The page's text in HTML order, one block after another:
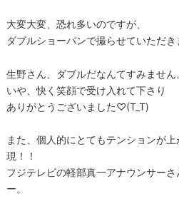
大変大変、恐れ多いのですが、
ダブルショーパンで撮らせていただき
生野さん、ダブルだなんてすみません
いや、快く笑顔で受け入れて下さり
ありがとうございました♡(T_T)
また、個人的にとてもテンションが
現！！
フジテレビの軽部真一アナウンサー
ー。